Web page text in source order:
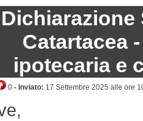
Catartacea
ipotecaria e
0 - Inviato: 17 Settembre 2025 alle ore